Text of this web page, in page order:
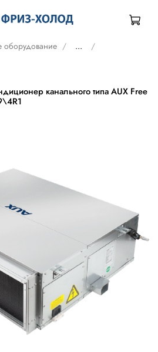
оборудование
...
канального типа AUX Free